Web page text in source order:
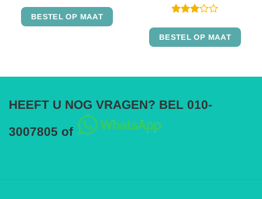
BESTEL OP MAAT
3
uit 5
BESTEL OP MAAT
HEEFT U NOG VRAGEN? BEL 010-
3007805 of